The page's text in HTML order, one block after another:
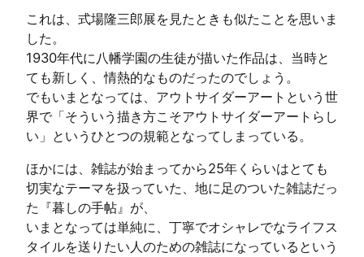
これは、式場隆三郎展を見たときも似たことを思いま
した。
1930年代に八幡学園の生徒が描いた作品は、当時と
ても新しく、情熱的なものだったのでしょう。
でもいまとなっては、アウトサイダーアートという世
界で「そういう描き方こそアウトサイダーアートらし
い」というひとつの規範となってしまっている。
ほかには、雑誌が始まってから25年くらいはとても
切実なテーマを扱っていた、地に足のついた雑誌だっ
た『暮しの手帖』が、
いまとなっては単純に、丁寧でオシャレでなライフス
タイルを送りたい人のための雑誌になっているという